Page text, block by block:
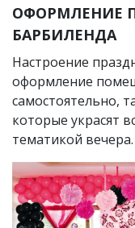
ОФОРМЛЕНИЕ
БАРБИЛЕНДА
Настроение
оформление
самостоятельно,
которые украсят
тематикой вечера.